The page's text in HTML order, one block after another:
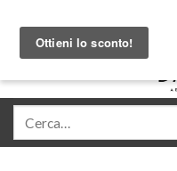
content